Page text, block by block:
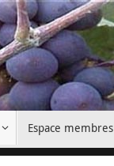
Espace membres